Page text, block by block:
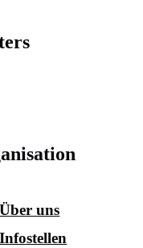
Über uns
Infostellen